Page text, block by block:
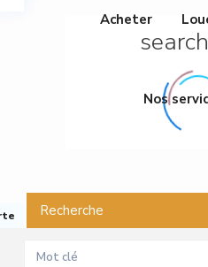
Acheter
Nos
Recherche